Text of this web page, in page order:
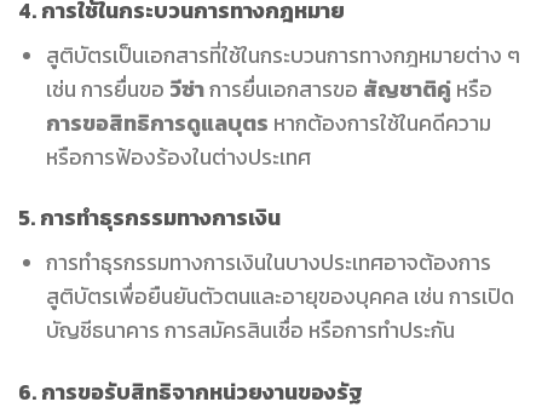
4.การใช้ในกระบวนการทางกฎหมาย
สูติบัตรเป็นเอกสารที่ใช้ในกระบวนการทางกฎหมายต่าง ๆ
เช่น การยื่นขอ วีซ่าการยื่นเอกสารขอ สัญชาติคู่หรือ
การขอสิทธิการดูแลบุตร หากต้องการใช้ในคดีความ
หรือการฟ้องร้องในต่างประเทศ
5.การทำธุรกรรมทางการเงิน
การทำธุรกรรมทางการเงินในบางประเทศอาจต้องการ
สูติบัตรเพื่อยืนยันตัวตนและอายุของบุคคล เช่น การเปิด
บัญชีธนาคาร การสมัครสินเชื่อ หรือการทำประกัน
6.การขอรับสิทธิจากหน่วยงานของรัฐ